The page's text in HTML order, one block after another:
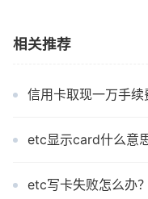
相关推荐
信用卡取现一万手续
etc显示card什么意
etc写卡失败怎么办？